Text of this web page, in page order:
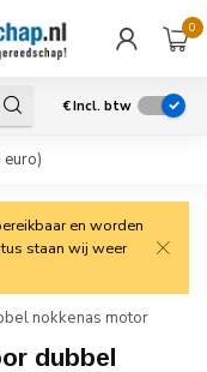
0
€Incl. btw
en worden
staan wij weer
nokkenas motor
dubbel